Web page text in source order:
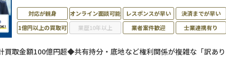
取金額100億円超◆共有持分・底地など権利関係が複雑な「訳あり
対応が親身 オンライン面談可能 レスポンスが早い
決済までが早い
1億円以上の買取可
業歴10年以上 業者案件歓迎 士業連携有り